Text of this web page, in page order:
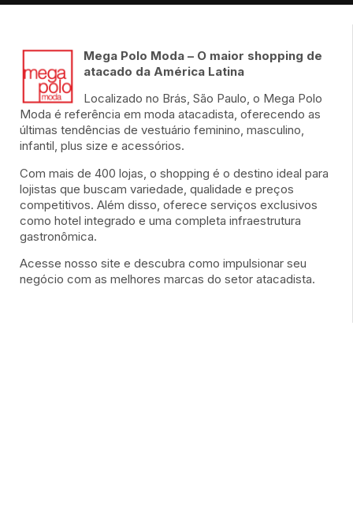
Mega Polo Moda – O maior shopping de
atacado da América Latina
Localizado no Brás, São Paulo, o Mega Polo
Moda é referência em moda atacadista, oferecendo as
últimas tendências de vestuário feminino, masculino,
infantil, plus size e acessórios.
Com mais de 400 lojas, o shopping é o destino ideal para
lojistas que buscam variedade, qualidade e preços
competitivos. Além disso, oferece serviços exclusivos
como hotel integrado e uma completa infraestrutura
gastronômica.
Acesse nosso site e descubra como impulsionar seu
negócio com as melhores marcas do setor atacadista.